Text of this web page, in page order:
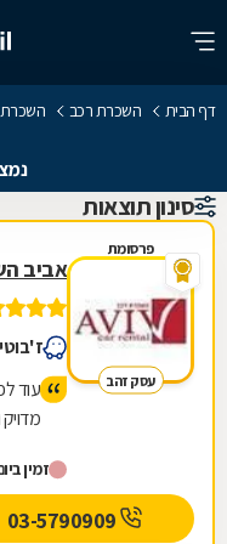
דף הבית השכרת רכב השכרת
נמצאו 1
סינון תוצאות
פרסומת
עסק זהב
אביב
עוד
זמין
03-5790909